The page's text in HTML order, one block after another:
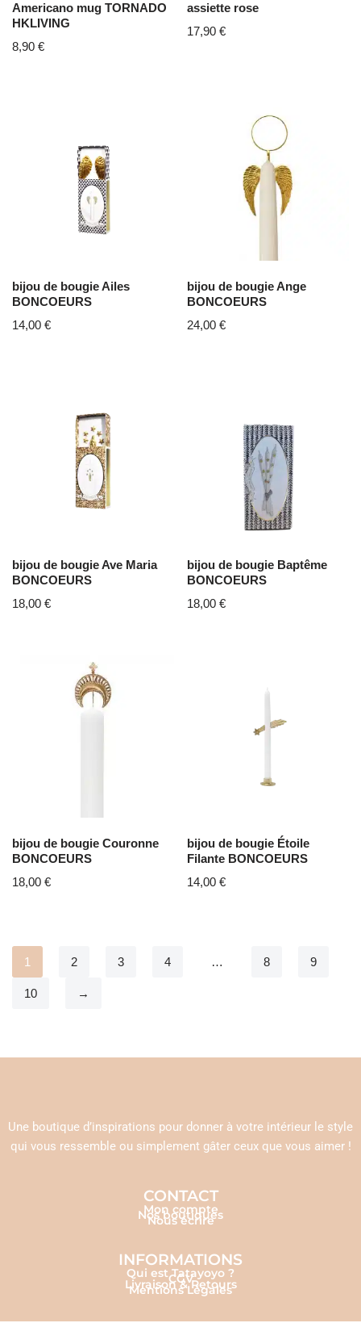
Americano mug TORNADO
HKLIVING
8,90 €
assiette rose
17,90€
bijou de bougie Ailes
BONCOEURS
14,00 €
bijou de bougie Ange
BONCOEURS
24,00€
bijou de bougie Ave Maria
BONCOEURS
18,00 €
bijou de bougie Baptême
BONCOEURS
18,00€
bijou de bougie Couronne
BONCOEURS
18,00 €
bijou de bougie Étoile
Filante BONCOEURS
14,00€
1 2 3 4 … 8 9
10 →
Une boutique d’inspirations pour donner à votre intérieur le style
qui vous ressemble ou simplement gâter ceux que vous aimer !
CONTACT
Mon compte
Nos boutiques
Nous écrire
INFORMATIONS
Qui est Tatayoyo ?
CGV
Livraison & Retours
Mentions Légales